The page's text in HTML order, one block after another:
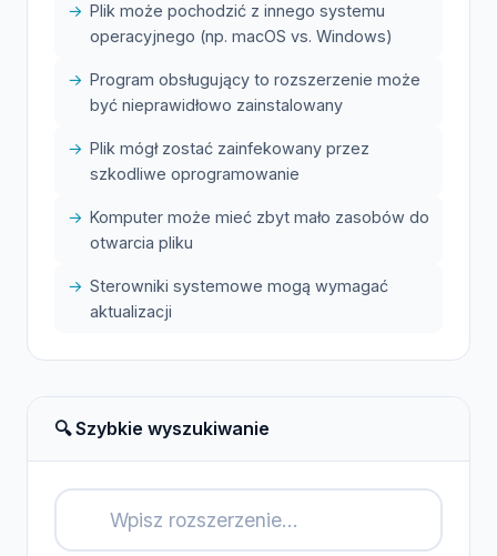
Plik może pochodzić z innego systemu
operacyjnego (np. macOS vs. Windows)
Program obsługujący to rozszerzenie może
być nieprawidłowo zainstalowany
Plik mógł zostać zainfekowany przez
szkodliwe oprogramowanie
Komputer może mieć zbyt mało zasobów do
otwarcia pliku
Sterowniki systemowe mogą wymagać
aktualizacji
🔍 Szybkie wyszukiwanie